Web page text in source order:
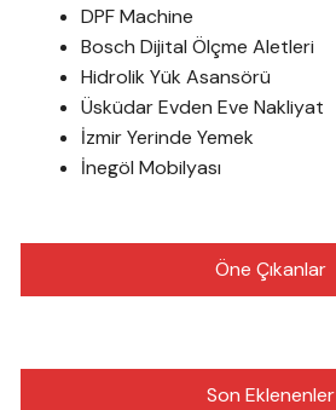
DPF Machine
Bosch Dijital Ölçme Aletleri
Hidrolik Yük Asansörü
Üsküdar Evden Eve Nakliyat
İzmir Yerinde Yemek
İnegöl Mobilyası
Öne Çıkanlar
Son Eklenenler